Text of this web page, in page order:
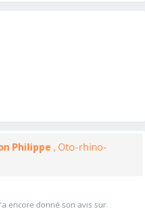
Philippe , Oto-rhino-
encore donné son avis sur